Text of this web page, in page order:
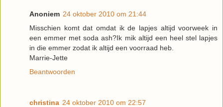
Anoniem 24 oktober 2010 om 21:44
Misschien komt dat omdat ik de lapjes altijd voorweek in
een emmer met soda ash?Ik mik altijd een heel stel lapjes
in die emmer zodat ik altijd een voorraad heb.
Marrie-Jette
Beantwoorden
christina 24 oktober 2010 om 22:57